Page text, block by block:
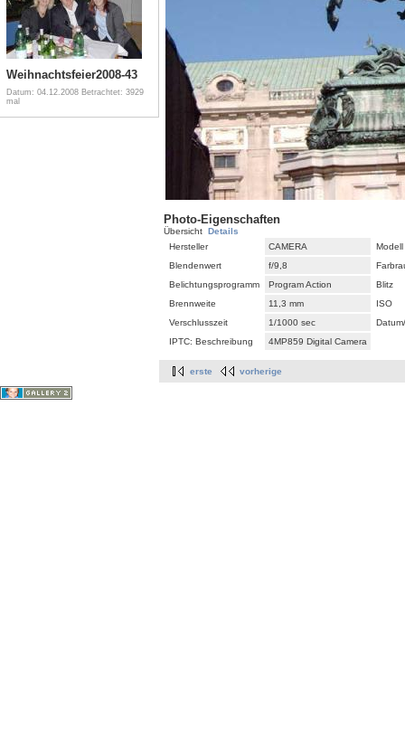
Weihnachtsfeier2008-43
Datum: 04.12.2008 Betrachtet: 3929
mal
Photo-Eigenschaften
Übersicht Details
Hersteller
CAMERA
Modell
Blendenwert
f/9,8
Belichtungsprogramm
Program Action
Blitz
Brennweite
11,3 mm
ISO
Verschlusszeit
1/1000 sec
IPTC: Beschreibung
4MP859 Digital Camera
erste vorherige